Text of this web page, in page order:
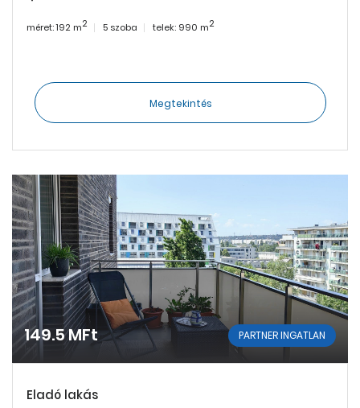
méret: 192 m2 5 szoba telek: 990 m2
Megtekintés
149.5 MFt PARTNER INGATLAN
Eladó lakás